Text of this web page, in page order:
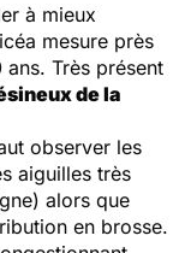
à mieux
mesure près
Très présent
de la
observer les
aiguilles très
alors que
en brosse.